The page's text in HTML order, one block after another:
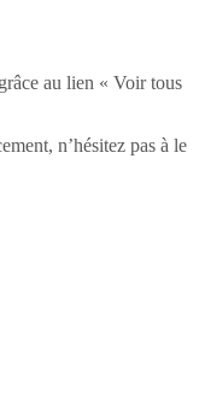
au lien « Voir tous
n’hésitez pas à le